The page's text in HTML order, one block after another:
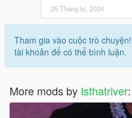
25 Tháng tư, 2024
Tham gia vào cuộc trò chuyện!
tài khoản để có thể bình luận.
More mods by Isthatriver: